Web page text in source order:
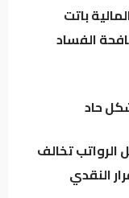
“تيك توك”
باتت
الفساد
حاد
الرواتب تخالف
النقدي